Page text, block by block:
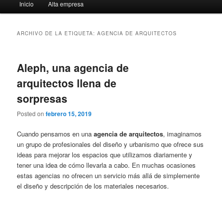
principal
Inicio Alta empresa
ARCHIVO DE LA ETIQUETA:AGENCIA DE ARQUITECTOS
Aleph, una agencia de
arquitectos llena de
sorpresas
Posted onfebrero 15, 2019
Cuando pensamos en unaagencia de arquitectos, imaginamos
un grupo de profesionales del diseño y urbanismo que ofrece sus
ideas para mejorar los espacios que utilizamos diariamente y
tener una idea de cómo llevarla a cabo. En muchas ocasiones
estas agencias no ofrecen un servicio más allá de simplemente
el diseño y descripción de los materiales necesarios.